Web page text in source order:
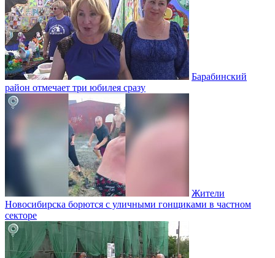
Барабинский
район отмечает три юбилея сразу
Жители
Новосибирска борются с уличными гонщиками в частном
секторе